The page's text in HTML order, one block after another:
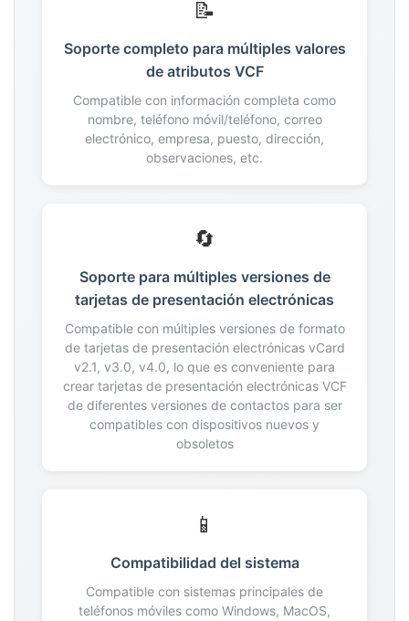
📝
Soporte completo para múltiples valores
de atributos VCF
Compatible con información completa como
nombre, teléfono móvil/teléfono, correo
electrónico, empresa, puesto, dirección,
observaciones, etc.
🔄
Soporte para múltiples versiones de
tarjetas de presentación electrónicas
Compatible con múltiples versiones de formato
de tarjetas de presentación electrónicas vCard
v2.1, v3.0, v4.0, lo que es conveniente para
crear tarjetas de presentación electrónicas VCF
de diferentes versiones de contactos para ser
compatibles con dispositivos nuevos y
obsoletos
📱
Compatibilidad del sistema
Compatible con sistemas principales de
teléfonos móviles como Windows, MacOS,